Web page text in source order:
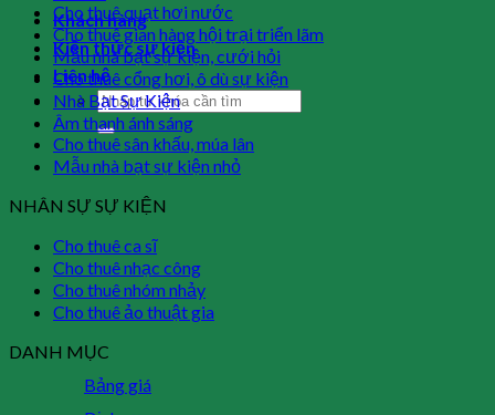
Khách hàng
Kiến thức sự kiện
Liên hệ
Cho thuê quạt hơi nước
Cho thuê gian hàng hội trại triển lãm
Mẫu nhà bạt sự kiện, cưới hỏi
Cho thuê cổng hơi, ô dù sự kiện
Nhà Bạt Sự Kiện
Âm thanh ánh sáng
Cho thuê sân khấu, múa lân
Mẫu nhà bạt sự kiện nhỏ
NHÂN SỰ SỰ KIỆN
Cho thuê ca sĩ
Cho thuê nhạc công
Cho thuê nhóm nhảy
Cho thuê ảo thuật gia
DANH MỤC
Bảng giá